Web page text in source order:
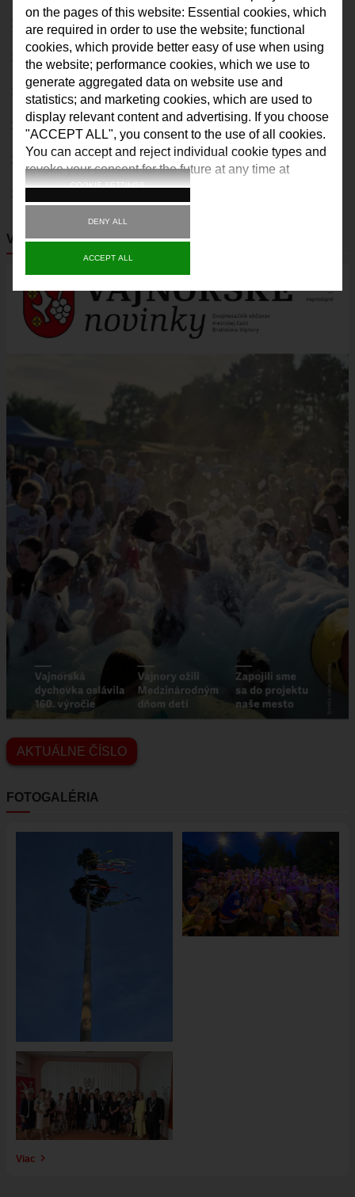
FK VAJNORY
HK VAJNORY
ŠK VAJNORY
DOM KULTÚRY VAJNORY
ĽUDOVÝ DOM
DOM SMÚTKU
DRUŽBA
ULICE VO VAJNOROCH
VAJNORSKÝ ĽUDOVÝ DOM
CYKLOTRASA JURAVA
KONTAKTY
STAROSTA
REFERÁTY
DOM KULTÚRY VAJNORY
VAJNORSKÉ NOVINKY
KVALITA OVZDUŠIA
KAMERY
VAJNORY V MÉDIÁCH
VAJNORSKÉ NOVINKY
Image
AKTUÁLNE ČÍSLO
FOTOGALÉRIA
Image
Image
Viac
on the pages of this website: Essential cookies, which
are required in order to use the website; functional
cookies, which provide better easy of use when using
the website; performance cookies, which we use to
generate aggregated data on website use and
statistics; and marketing cookies, which are used to
display relevant content and advertising. If you choose
"ACCEPT ALL", you consent to the use of all cookies.
You can accept and reject individual cookie types and
revoke your consent for the future at any time at
"Settings".COOKIE SETTINGS
DENY ALL
ACCEPT ALL